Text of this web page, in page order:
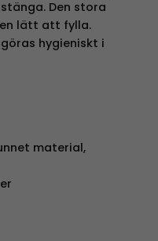
Den stora
lätt att fylla.
hygieniskt i
material,